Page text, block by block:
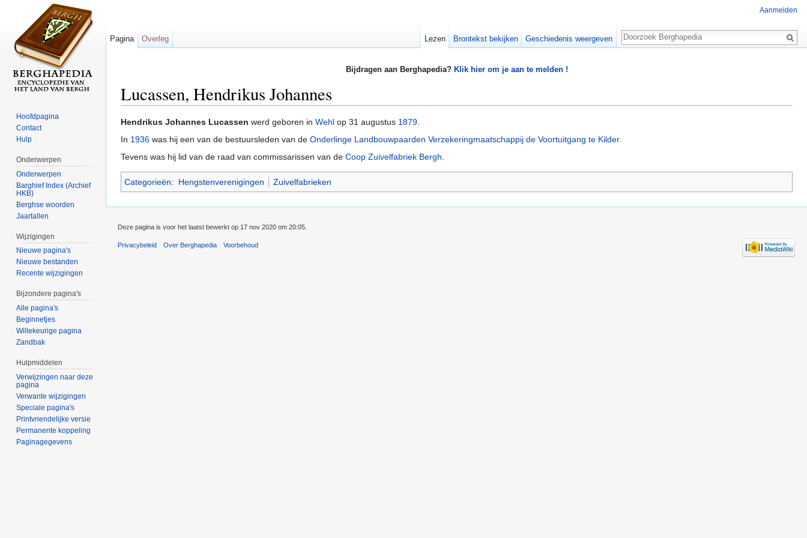
Bijdragen aan Berghapedia? Klik hier om je aan te melden !
Lucassen, Hendrikus Johannes
Hendrikus Johannes Lucassen werd geboren in Wehl op 31 augustus 1879.
In 1936 was hij een van de bestuursleden van de Onderlinge Landbouwpaarden Verzekeringmaatschappij de Voortuitgang te Kilder.
Tevens was hij lid van de raad van commissarissen van de Coop Zuivelfabriek Bergh.
Categorieën: Hengstenverenigingen Zuivelfabrieken
Aanmelden
Pagina Overleg Lezen Brontekst bekijken Geschiedenis weergeven
Zoeken
Hoofdpagina
Contact
Hulp
Onderwerpen
Onderwerpen
Barghief Index (Archief
HKB)
Berghse woorden
Jaartallen
Wijzigingen
Nieuwe pagina's
Nieuwe bestanden
Recente wijzigingen
Bijzondere pagina's
Alle pagina's
Beginnetjes
Willekeurige pagina
Zandbak
Hulpmiddelen
Verwijzingen naar deze
pagina
Verwante wijzigingen
Speciale pagina's
Printvriendelijke versie
Permanente koppeling
Paginagegevens
Deze pagina is voor het laatst bewerkt op 17 nov 2020 om 20:05.
Privacybeleid Over Berghapedia Voorbehoud